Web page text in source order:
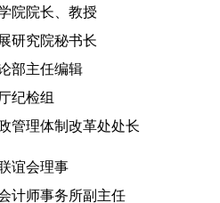
院院长、教授
研究院秘书长
部主任编辑
纪检组
管理体制改革处处长
谊会理事
计师事务所副主任